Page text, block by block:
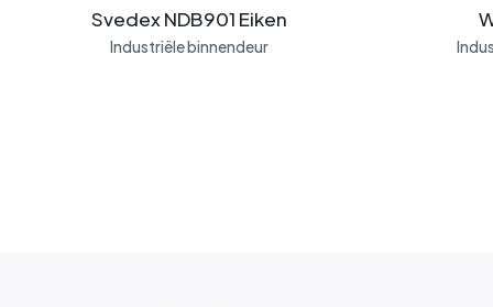
Svedex NDB901 Eiken
Industriële binnendeur